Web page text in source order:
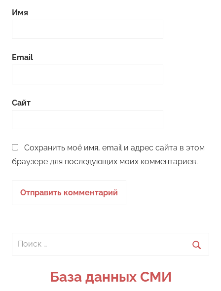
Имя
Email
Сайт
Сохранить моё имя, email и адрес сайта в этом
браузере для последующих моих комментариев.
Поиск
База данных СМИ